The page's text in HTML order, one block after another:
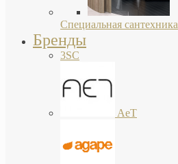
Специальная сантехника
Бренды
3SC
AeT